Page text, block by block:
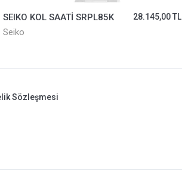
SEIKO KOL SAATİ SRPL85K
Seiko
28.145,00 TL
Sözleşmesi